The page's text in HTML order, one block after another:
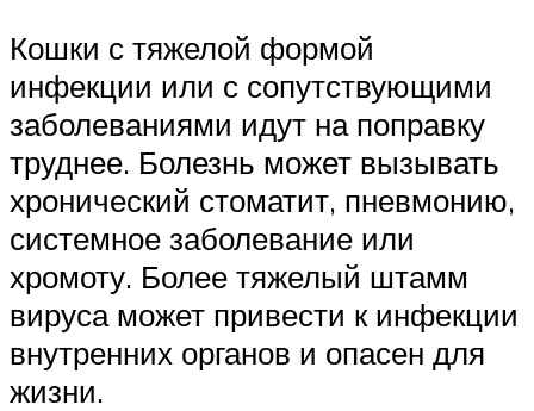
Кошки с тяжелой формой
инфекции или с сопутствующими
заболеваниями идут на поправку
труднее. Болезнь может вызывать
хронический стоматит, пневмонию,
системное заболевание или
хромоту. Более тяжелый штамм
вируса может привести к инфекции
внутренних органов и опасен для
жизни.